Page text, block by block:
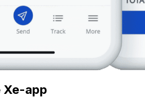
Xe-app